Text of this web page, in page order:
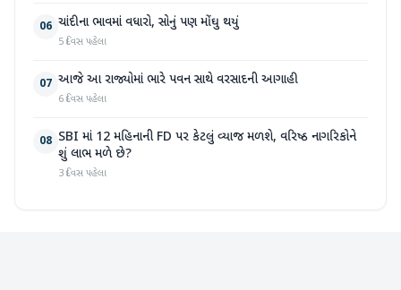
06 ચાંદીના ભાવમાં વધારો, સોનું પણ મોંઘુ થયું
5 દિવસ પહેલા
07 આજે આ રાજ્યોમાં ભારે પવન સાથે વરસાદની આગાહી
6 દિવસ પહેલા
08 SBI માં 12 મહિનાની FD પર કેટલું વ્યાજ મળશે, વરિષ્ઠ નાગરિકોને
શું લાભ મળે છે?
3 દિવસ પહેલા